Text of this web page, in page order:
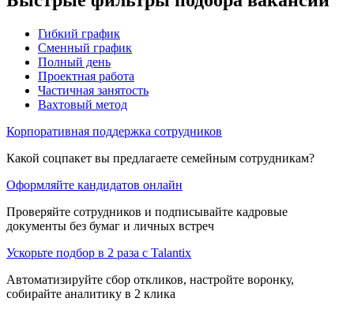
Гибкий график
Сменный график
Полный день
Проектная работа
Частичная занятость
Вахтовый метод
Корпоративная поддержка сотрудников
Какой соцпакет вы предлагаете семейным сотрудникам?
Оформляйте кандидатов онлайн
Проверяйте сотрудников и подписывайте кадровые
документы без бумаг и личных встреч
Ускорьте подбор в 2 раза с Talantix
Автоматизируйте сбор откликов, настройте воронку,
собирайте аналитику в 2 клика